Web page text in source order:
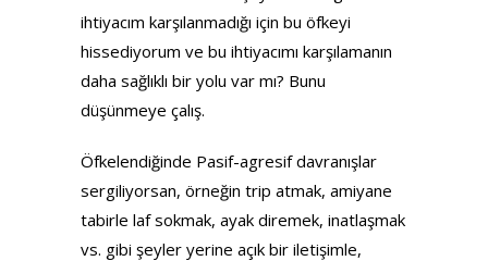
ihtiyacım karşılanmadığı için bu öfkeyi
hissediyorum ve bu ihtiyacımı karşılamanın
daha sağlıklı bir yolu var mı? Bunu
düşünmeye çalış.
Öfkelendiğinde Pasif-agresif davranışlar
sergiliyorsan, örneğin trip atmak, amiyane
tabirle laf sokmak, ayak diremek, inatlaşmak
vs. gibi şeyler yerine açık bir iletişimle,